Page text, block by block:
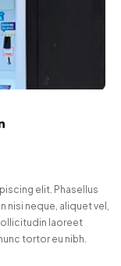
elit. Phasellus
nisi neque, aliquet vel,
laoreet
tortor eu nibh.